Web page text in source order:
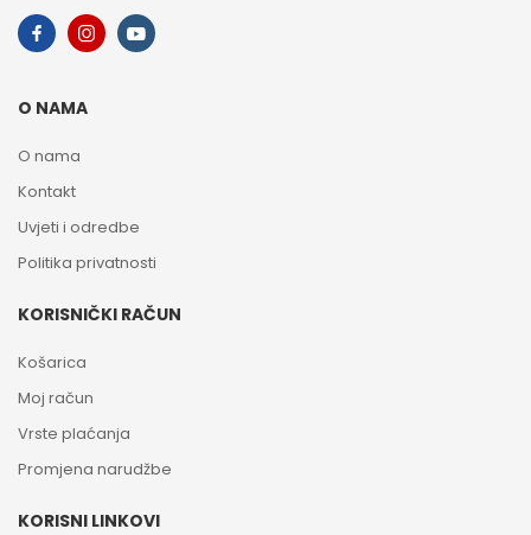
O NAMA
O nama
Kontakt
Uvjeti i odredbe
Politika privatnosti
KORISNIČKI RAČUN
Košarica
Moj račun
Vrste plaćanja
Promjena narudžbe
KORISNI LINKOVI